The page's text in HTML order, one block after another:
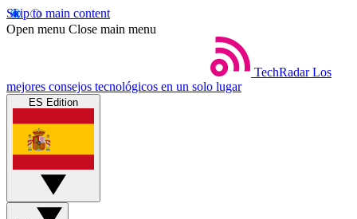
Skip to main content
Open menu Close main menu
TechRadar Los
mejores consejos tecnológicos en un solo lugar
ES Edition